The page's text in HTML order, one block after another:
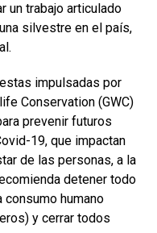
un trabajo articulado
silvestre en el país,
impulsadas por
Conservation (GWC)
prevenir futuros
19, que impactan
de las personas, a la
detener todo
humano
y cerrar todos